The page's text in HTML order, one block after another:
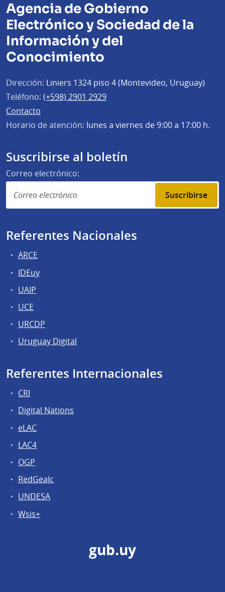
Agencia de Gobierno
Electrónico y Sociedad de la
Información y del
Conocimiento
Dirección: Liniers 1324 piso 4 (Montevideo, Uruguay)
Teléfono: (+598) 2901 2929
Contacto
Horario de atención: lunes a viernes de 9:00 a 17:00 h.
Suscribirse al boletín
Correo electrónico:
Suscribirse
Referentes Nacionales
ARCE
IDEuy
UAIP
UCE
URCDP
Uruguay Digital
Referentes Internacionales
CRI
Digital Nations
eLAC
LAC4
OGP
RedGealc
UNDESA
Wsis+
gub.uy